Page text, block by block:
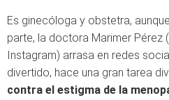
Es ginecóloga y obstetra,
parte, la doctora Marimer Pérez (
Instagram) arrasa en redes
divertido, hace una gran tarea
contra el estigma de la